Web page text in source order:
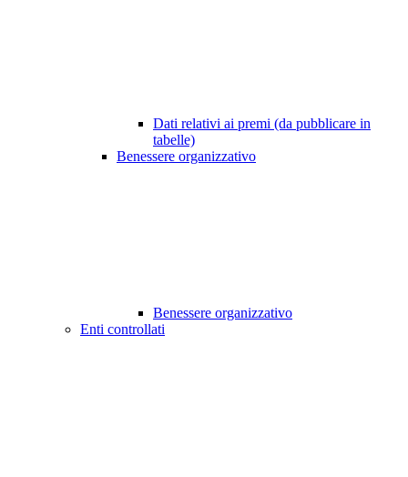
Dati relativi ai premi (da pubblicare in
tabelle)
Benessere organizzativo
Benessere organizzativo
Enti controllati